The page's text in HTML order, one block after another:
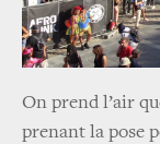
On prend l’air
prenant la pose